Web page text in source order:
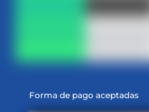
Forma de pago aceptadas